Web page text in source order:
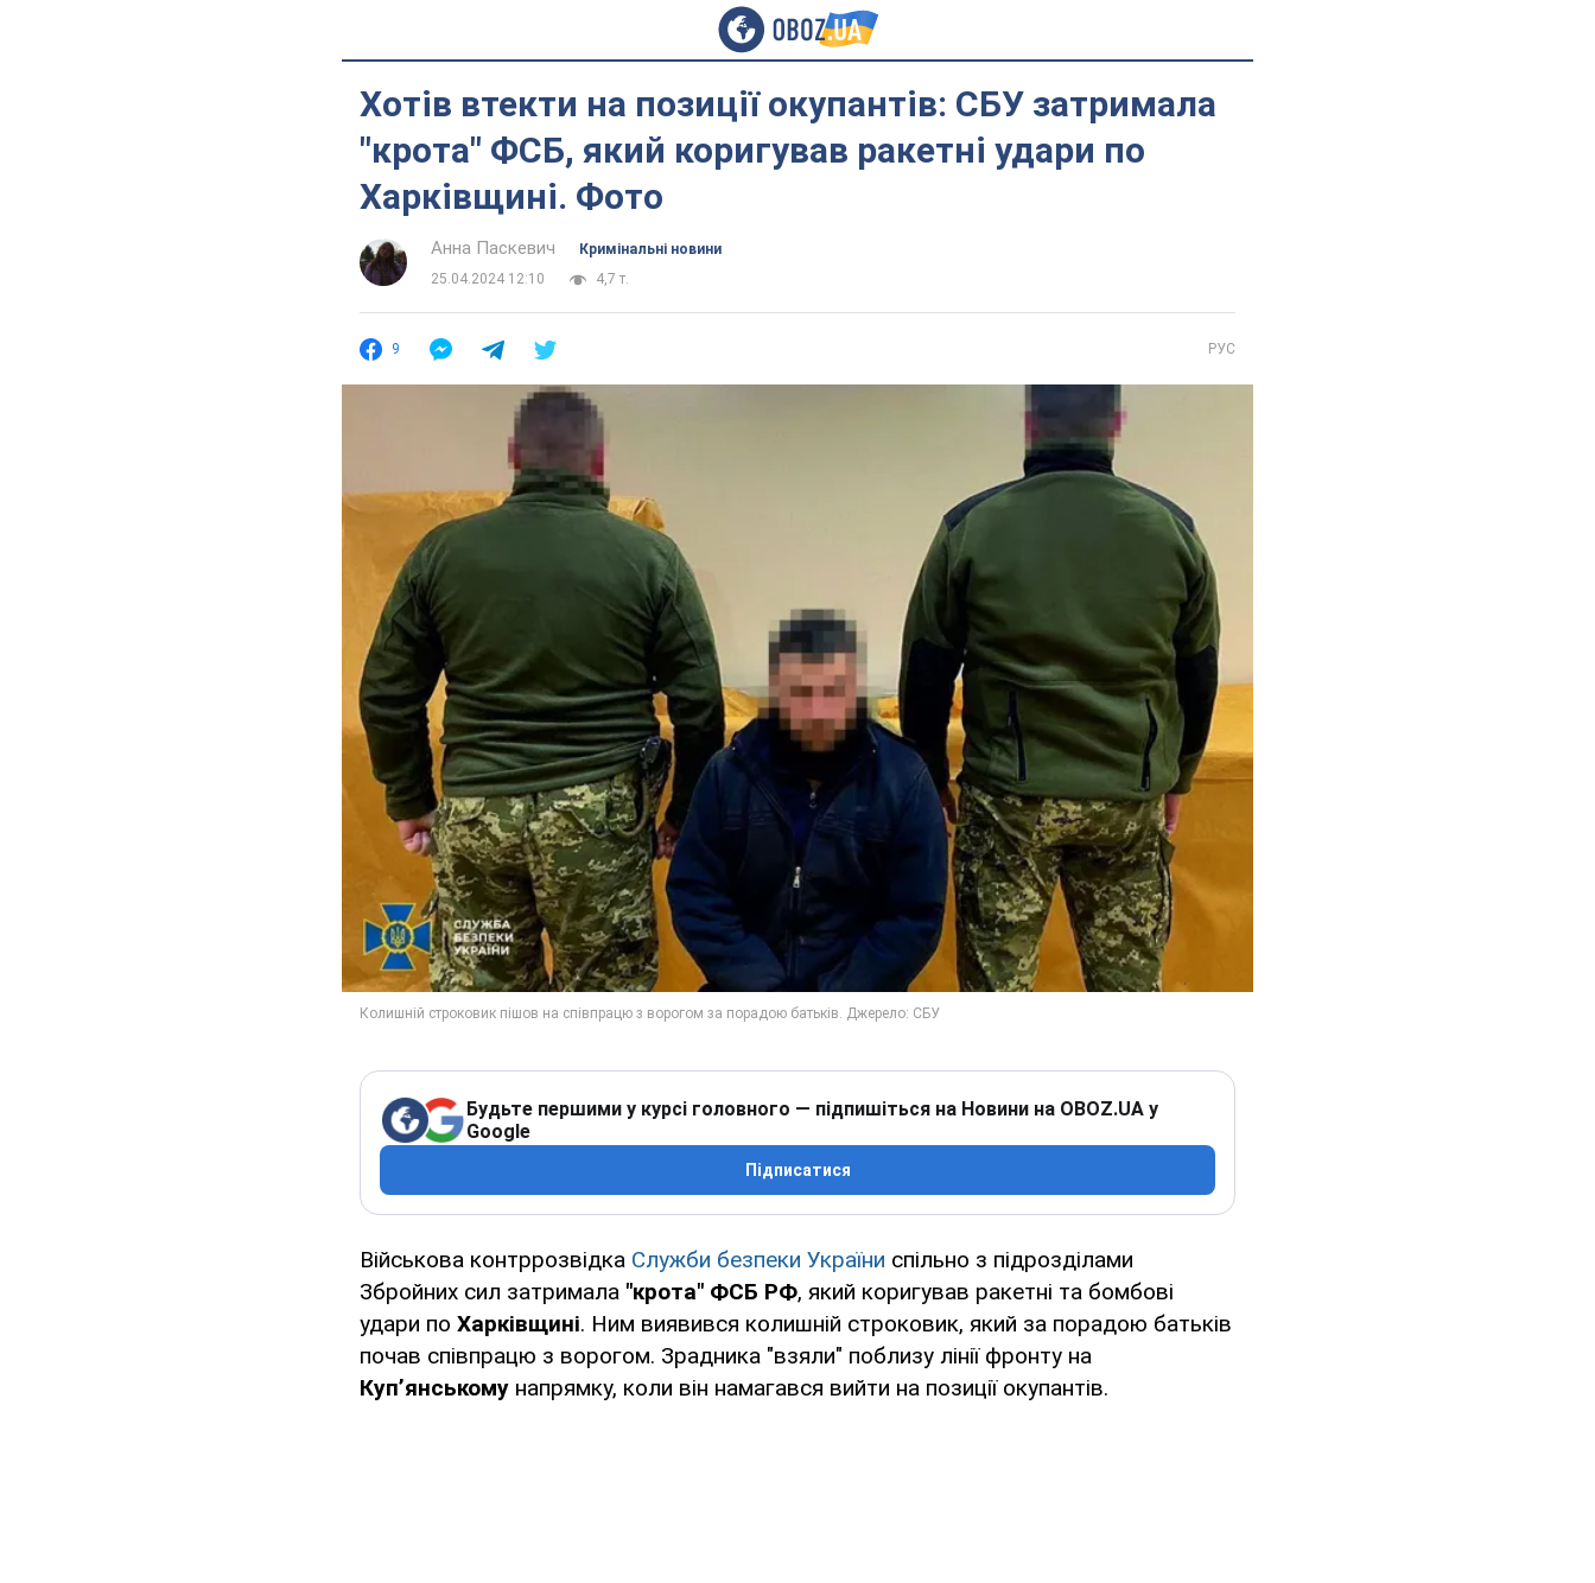
Хотів втекти на позиції окупантів: СБУ затримала
"крота" ФСБ, який коригував ракетні удари по
Харківщині. Фото
Анна Паскевич
Кримінальні новини
25.04.2024 12:10
4,7 т.
9 РУС
Будьте першими у курсі головного — підпишіться на Новини на OBOZ.UA у
Google
Підписатися
Військова контррозвідка Служби безпеки України спільно з підрозділами
Збройних сил затримала "крота" ФСБ РФ, який коригував ракетні та бомбові
удари по Харківщині. Ним виявився колишній строковик, який за порадою батьків
почав співпрацю з ворогом. Зрадника "взяли" поблизу лінії фронту на
Куп’янському напрямку, коли він намагався вийти на позиції окупантів.